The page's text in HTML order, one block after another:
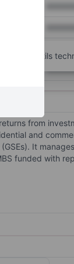
outils
from
and
It
funded with